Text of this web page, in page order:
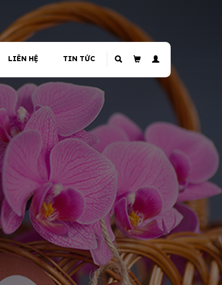
LIÊN HỆ TIN TỨC